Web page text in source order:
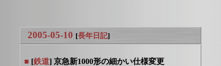
2005-05-10 [長年日記]
■ [鉄道] 京急新1000形の細かい仕様変更